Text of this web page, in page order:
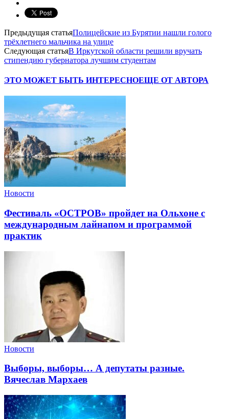
Предыдущая статьяПолицейские из Бурятии нашли голого
трёхлетнего мальчика на улице
Следующая статьяВ Иркутской области решили вручать
стипендию губернатора лучшим студентам
ЭТО МОЖЕТ БЫТЬ ИНТЕРЕСНОЕЩЕ ОТ АВТОРА
Новости
Фестиваль «ОСТРОВ» пройдет на Ольхоне с
международным лайнапом и программой
практик
Новости
Выборы, выборы… А депутаты разные.
Вячеслав Мархаев